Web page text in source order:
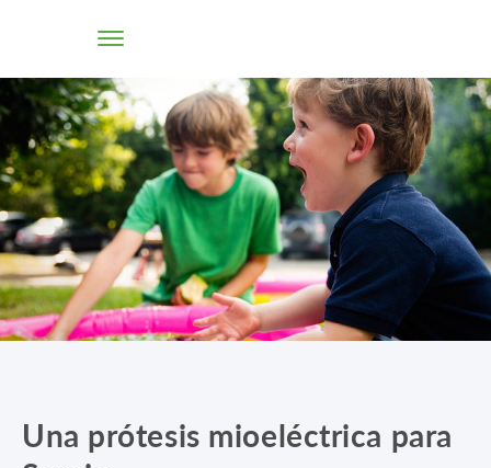
TIENDA ONLINE
CONÓCENOS
SOLUCIONES
CENTROS
PROFESIONALES
BLOG
Una prótesis mioeléctrica para